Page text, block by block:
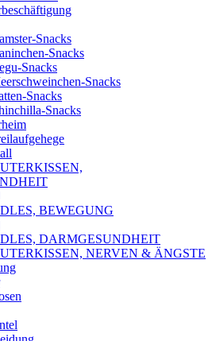
Snacks
Snacks
Snacks
Snacks
Snacks
Snacks
BEWEGUNG
DARMGESUNDHEIT
NERVEN & ÄNGSTE